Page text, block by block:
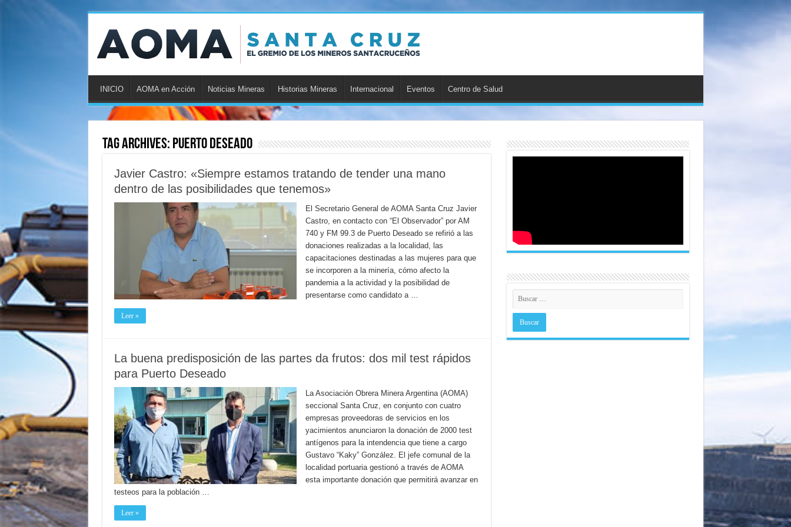
INICIO AOMA en Acción Noticias Mineras Historias Mineras Internacional Eventos Centro de Salud
Tag Archives: Puerto Deseado
Javier Castro: «Siempre estamos tratando de tender una mano
dentro de las posibilidades que tenemos»
El Secretario General de AOMA Santa Cruz Javier
Castro, en contacto con “El Observador” por AM
740 y FM 99.3 de Puerto Deseado se refirió a las
donaciones realizadas a la localidad, las
capacitaciones destinadas a las mujeres para que
se incorporen a la minería, cómo afecto la
pandemia a la actividad y la posibilidad de
presentarse como candidato a …
Leer »
La buena predisposición de las partes da frutos: dos mil test rápidos
para Puerto Deseado
La Asociación Obrera Minera Argentina (AOMA)
seccional Santa Cruz, en conjunto con cuatro
empresas proveedoras de servicios en los
yacimientos anunciaron la donación de 2000 test
antígenos para la intendencia que tiene a cargo
Gustavo “Kaky” González. El jefe comunal de la
localidad portuaria gestionó a través de AOMA
esta importante donación que permitirá avanzar en
testeos para la población …
Leer »